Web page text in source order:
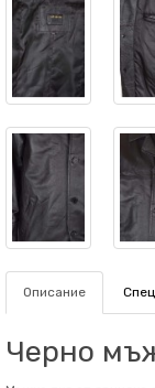
Описание
Черно